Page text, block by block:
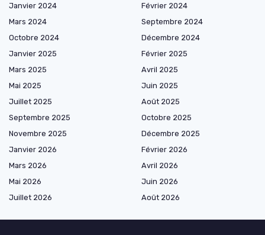
Janvier 2024
Février 2024
Mars 2024
Septembre 2024
Octobre 2024
Décembre 2024
Janvier 2025
Février 2025
Mars 2025
Avril 2025
Mai 2025
Juin 2025
Juillet 2025
Août 2025
Septembre 2025
Octobre 2025
Novembre 2025
Décembre 2025
Janvier 2026
Février 2026
Mars 2026
Avril 2026
Mai 2026
Juin 2026
Juillet 2026
Août 2026